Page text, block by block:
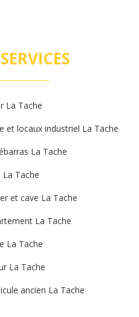
La Tache
et locaux industriel La Tache
La Tache
La Tache
et cave La Tache
La Tache
La Tache
La Tache
ancien La Tache